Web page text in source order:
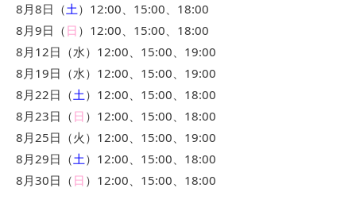
8月8日（土）12:00、15:00、18:00
8月9日（ 日 ）12:00、15:00、18:00
8月12日（水）12:00、15:00、19:00
8月19日（水）12:00、15:00、19:00
8月22日（土）12:00、15:00、18:00
8月23日（ 日 ）12:00、15:00、18:00
8月25日（火）12:00、15:00、19:00
8月29日（土）12:00、15:00、18:00
8月30日（ 日 ）12:00、15:00、18:00